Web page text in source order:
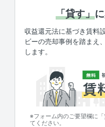
「貸す」
収益還元法に基づき賃料
ビーの売却事例を踏まえ
します。
※フォーム内のご要望欄に
てください。